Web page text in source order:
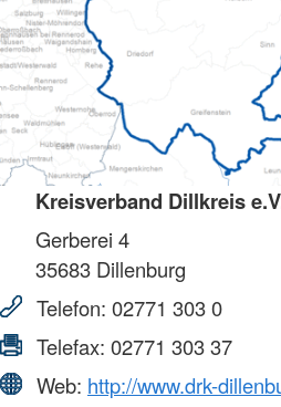
Kreisverband Dillkreis
Gerberei 4
35683 Dillenburg
Telefon: 02771 303 0
Telefax: 02771 303 37
Web: http://www.drk-